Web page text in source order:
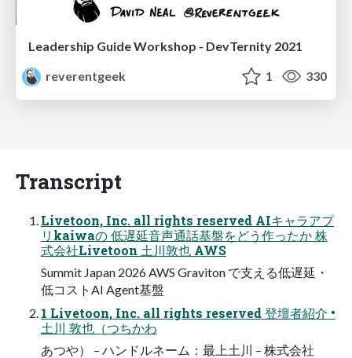
Leadership Guide Workshop - DevTernity 2021
reverentgeek
1 330
Transcript
Livetoon, Inc. all rights reserved AIキャラアプ
リkaiwaの 低遅延音声通話基盤をどう作ったか 株
式会社Livetoon 土川敦也 AWS
Summit Japan 2026 AWS Graviton で支える低遅延・
低コストAI Agent基盤
1 Livetoon, Inc. all rights reserved 登壇者紹介 •
土川 敦也（つちかわ
あつや） – ハンドルネーム：最上土川 – 株式会社